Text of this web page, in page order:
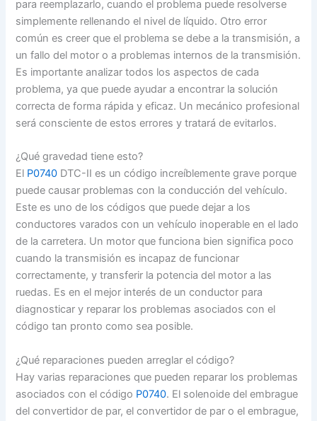
para reemplazarlo, cuando el problema puede resolverse
simplemente rellenando el nivel de líquido. Otro error
común es creer que el problema se debe a la transmisión, a
un fallo del motor o a problemas internos de la transmisión.
Es importante analizar todos los aspectos de cada
problema, ya que puede ayudar a encontrar la solución
correcta de forma rápida y eficaz. Un mecánico profesional
será consciente de estos errores y tratará de evitarlos.
¿Qué gravedad tiene esto?
El P0740 DTC-II es un código increíblemente grave porque
puede causar problemas con la conducción del vehículo.
Este es uno de los códigos que puede dejar a los
conductores varados con un vehículo inoperable en el lado
de la carretera. Un motor que funciona bien significa poco
cuando la transmisión es incapaz de funcionar
correctamente, y transferir la potencia del motor a las
ruedas. Es en el mejor interés de un conductor para
diagnosticar y reparar los problemas asociados con el
código tan pronto como sea posible.
¿Qué reparaciones pueden arreglar el código?
Hay varias reparaciones que pueden reparar los problemas
asociados con el código P0740. El solenoide del embrague
del convertidor de par, el convertidor de par o el embrague,